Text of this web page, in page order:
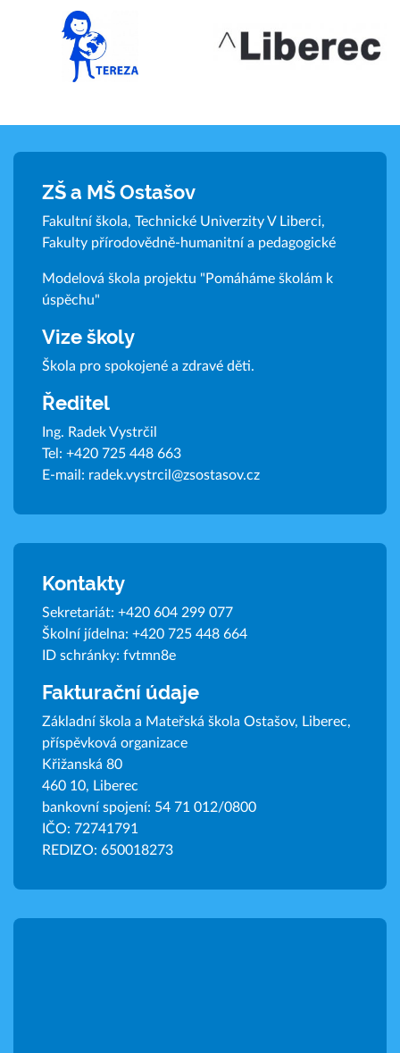
ZŠ a MŠ Ostašov
Fakultní škola, Technické Univerzity V Liberci,
Fakulty přírodovědně-humanitní a pedagogické
Modelová škola projektu "Pomáháme školám k
úspěchu"
Vize školy
Škola pro spokojené a zdravé děti.
Ředitel
Ing. Radek Vystrčil
Tel: +420 725 448 663
E-mail: radek.vystrcil@zsostasov.cz
Kontakty
Sekretariát: +420 604 299 077
Školní jídelna: +420 725 448 664
ID schránky: fvtmn8e
Fakturační údaje
Základní škola a Mateřská škola Ostašov, Liberec,
příspěvková organizace
Křižanská 80
460 10, Liberec
bankovní spojení: 54 71 012/0800
IČO: 72741791
REDIZO: 650018273